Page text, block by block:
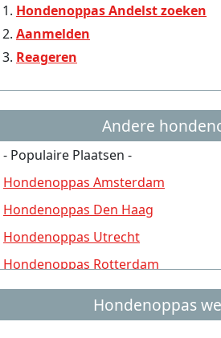
Hondenoppas Andelst zoeken
Aanmelden
Reageren
Andere
- Populaire Plaatsen -
Hondenoppas Amsterdam
Hondenoppas Den Haag
Hondenoppas Utrecht
Hondenoppas Rotterdam
Hondenoppas Nijmegen
Hondenoppas Groningen
Hondenoppas